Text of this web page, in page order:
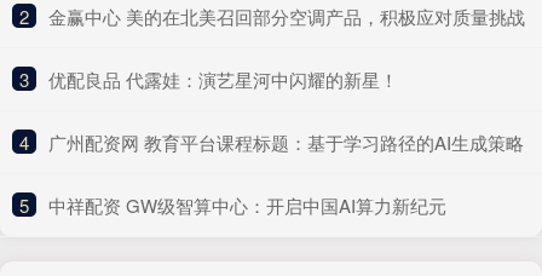
2 ​金赢中心 美的在北美召回部分空调产品，积极应对质量挑战
3 ​优配良品 代露娃：演艺星河中闪耀的新星！
4 ​广州配资网 教育平台课程标题：基于学习路径的AI生成策略
5 ​中祥配资 GW级智算中心：开启中国AI算力新纪元